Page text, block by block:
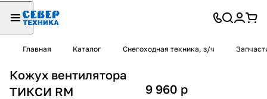
Главная Каталог Снегоходная техника, з/ч
Кожух вентилятора
ТИКСИ RM
9 960 p